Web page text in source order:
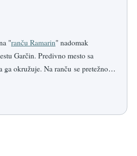
"ranču Ramarin" nadomak
Garčin. Predivno mesto sa
okružuje. Na ranču se pretežno
raj.